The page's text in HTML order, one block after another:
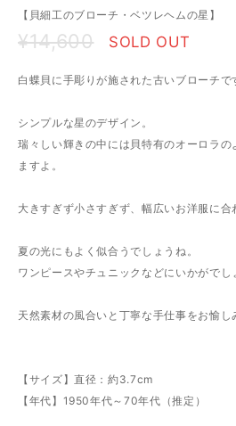
【貝細工のブローチ・ベツレヘムの星】
¥14,600 SOLD OUT
白蝶貝に手彫りが施された古いブローチで
シンプルな星のデザイン。
瑞々しい輝きの中には貝特有のオーロラの
ますよ。
大きすぎず小さすぎず、幅広いお洋服に合
夏の光にもよく似合うでしょうね。
ワンピースやチュニックなどにいかがでし
天然素材の風合いと丁寧な手仕事をお愉し
【サイズ】直径：約3.7cm
【年代】1950年代～70年代（推定）